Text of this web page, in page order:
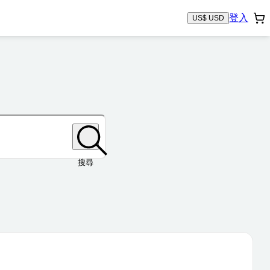
US$ USD 登入
搜尋